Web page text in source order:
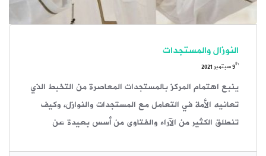
النوزال والمستجدات
9th سبتمبر 2021
ينبع اهتمام المركز بالمستجدات المعاصرة من التخبط الذي
تعانيه الأمة في التعامل مع المستجدات والنوازل، وكيف
تنطلق الكثير من الآراء والفتاوى من أسس بعيدة عن